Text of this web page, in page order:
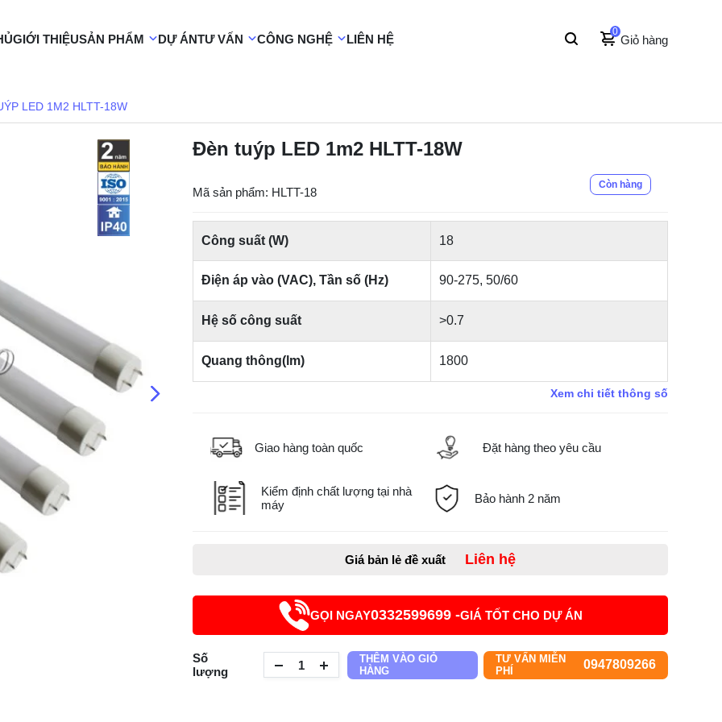
GIỚI THIỆUSẢN PHẨM DỰ ÁNTƯ VẤN CÔNG NGHỆ LIÊN HỆ
0
Giỏ hàng
LED 1M2 HLTT-18W
Đèn tuýp LED 1m2 HLTT-18W
Mã sản phẩm: HLTT-18
Còn hàng
Công suất (W) 18
Điện áp vào (VAC), Tần số (Hz) 90-275, 50/60
Hệ số công suất >0.7
Quang thông(lm) 1800
Xem chi tiết thông số
Giao hàng toàn quốc Đặt hàng theo yêu cầu
Kiểm định chất lượng tại nhà
máy
Bảo hành 2 năm
Giá bản lẻ đề xuất Liên hệ
GỌI NGAY0332599699 -GIÁ TỐT CHO DỰ ÁN
Số
lượng
THÊM VÀO GIỎ
HÀNG
TƯ VẤN MIỄN
PHÍ
0947809266